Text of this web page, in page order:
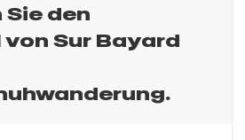
den
Sur Bayard